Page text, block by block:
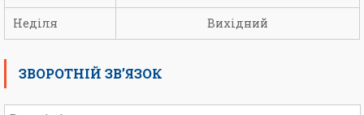
Неділя Вихідний
ЗВОРОТНІЙ ЗВ’ЯЗОК